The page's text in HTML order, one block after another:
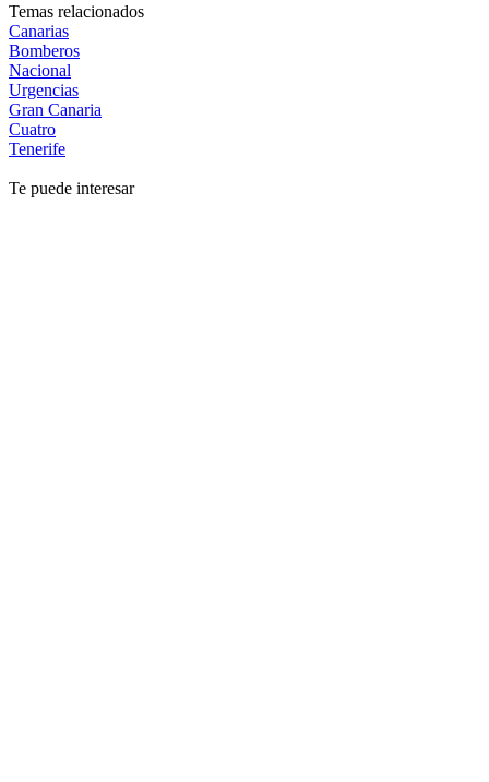
Temas relacionados
Canarias
Bomberos
Nacional
Urgencias
Gran Canaria
Cuatro
Tenerife
Te puede interesar